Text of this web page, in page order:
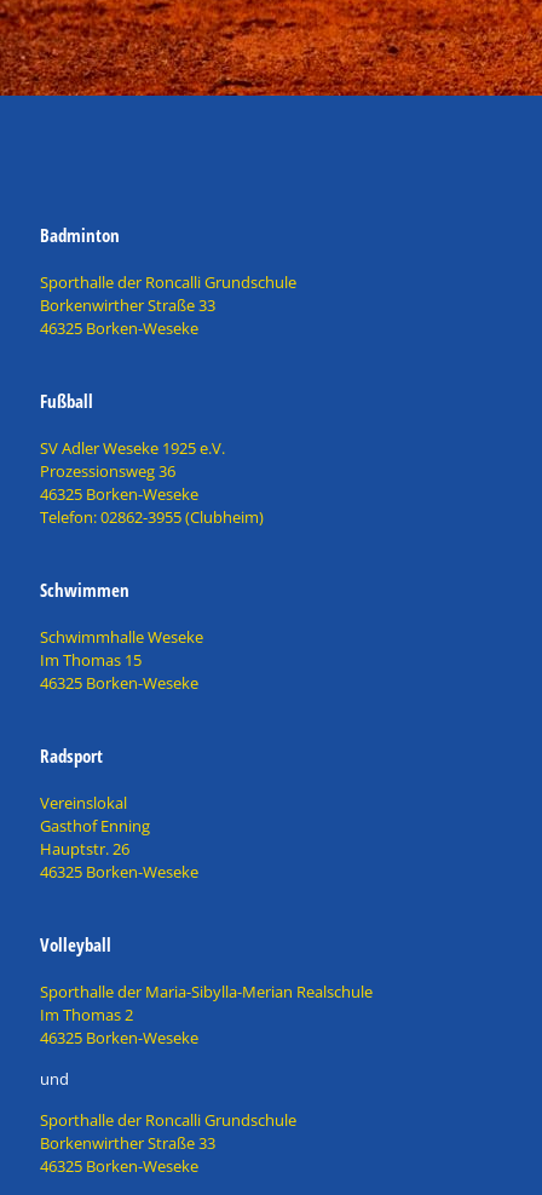
Badminton
Sporthalle der Roncalli Grundschule
Borkenwirther Straße 33
46325 Borken-Weseke
Fußball
SV Adler Weseke 1925 e.V.
Prozessionsweg 36
46325 Borken-Weseke
Telefon: 02862-3955 (Clubheim)
Schwimmen
Schwimmhalle Weseke
Im Thomas 15
46325 Borken-Weseke
Radsport
Vereinslokal
Gasthof Enning
Hauptstr. 26
46325 Borken-Weseke
Volleyball
Sporthalle der Maria-Sibylla-Merian Realschule
Im Thomas 2
46325 Borken-Weseke
und
Sporthalle der Roncalli Grundschule
Borkenwirther Straße 33
46325 Borken-Weseke